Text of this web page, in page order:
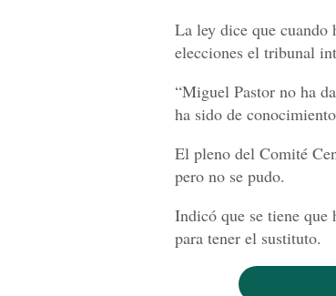
La ley dice que cuando
elecciones el tribunal
“Miguel Pastor no ha
ha sido de
El pleno del Comité
pero no se pudo.
Indicó que se tiene que
para tener el sustituto.